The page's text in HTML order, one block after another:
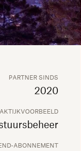
PARTNER SINDS
2020
ABONNEMENT